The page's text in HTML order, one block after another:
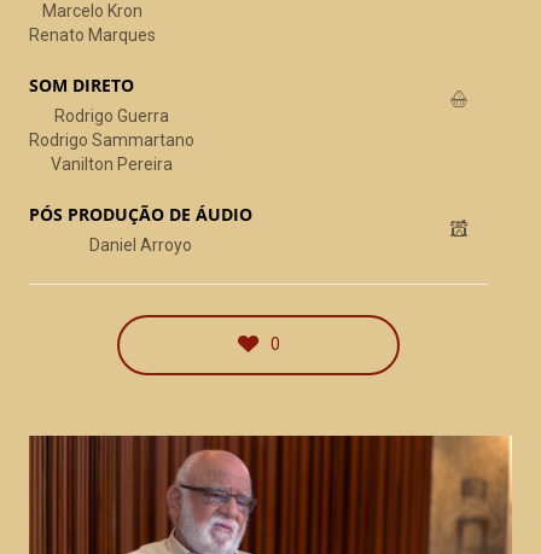
Disney – D23
marketing
Marcelo Kron
Renato Marques
SOM DIRETO
Rodrigo Guerra
Rodrigo Sammartano
Vanilton Pereira
PÓS PRODUÇÃO DE ÁUDIO
Daniel Arroyo
0